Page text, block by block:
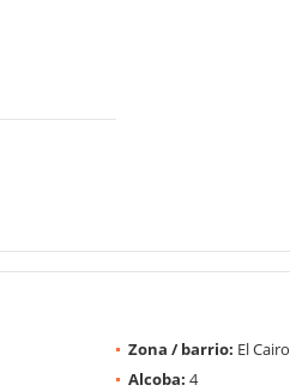
Zona / barrio: El Cairo
Alcoba: 4